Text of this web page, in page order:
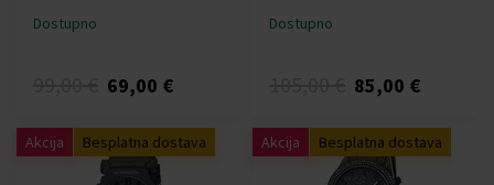
Dostupno
69,00 €
Dostupno
85,00 €
Akcija Besplatna dostava Akcija Besplatna dostava